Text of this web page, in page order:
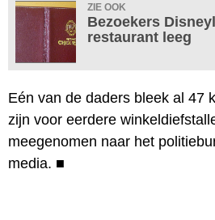
ZIE OOK
Bezoekers
restaurant leeg
Eén van de daders bleek al 47
zijn voor eerdere
meegenomen naar het
media. ■